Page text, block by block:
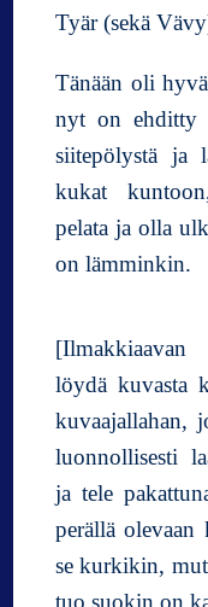
Tyär (sekä
Tänään oli
nyt on ehditty
siitepölystä ja
kukat
pelata ja olla
on lämminkin.
[Ilmakkiaavan
löydä kuvasta
kuvaajallahan,
luonnollisesti
ja tele
perällä olevaan
se kurkikin,
tuo suokin on